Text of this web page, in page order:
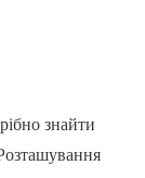
знайти